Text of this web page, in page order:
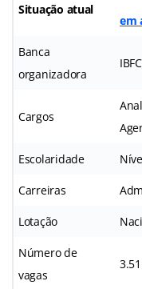
Situação atual
em
Banca
organizadora
IBFC
Cargos
Escolaridade
Carreiras
Lotação
Número de
vagas